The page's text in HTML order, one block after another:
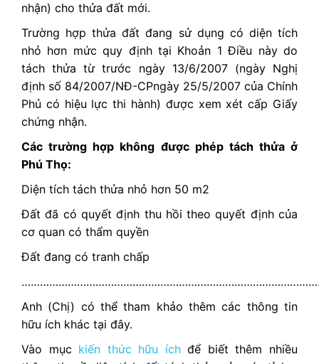
nhận) cho thửa đất mới.
Trường hợp thửa đất đang sử dụng có diện tích
nhỏ hơn mức quy định tại Khoản 1 Điều này do
tách thửa từ trước ngày 13/6/2007 (ngày Nghị
định số 84/2007/NĐ-CPngày 25/5/2007 của Chính
Phủ có hiệu lực thi hành) được xem xét cấp Giấy
chứng nhận.
Các trường hợp không được phép tách thửa ở
Phú Thọ:
Diện tích tách thửa nhỏ hơn 50 m2
Đất đã có quyết định thu hồi theo quyết định của
cơ quan có thẩm quyền
Đất đang có tranh chấp
Anh (Chị) có thể tham khảo thêm các thông tin
hữu ích khác tại đây.
Vào mục kiến thức hữu íchđể biết thêm nhiều